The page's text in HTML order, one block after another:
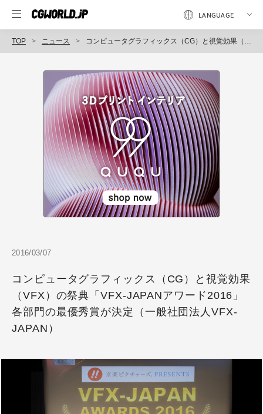
TOP ニュース コンピュータグラフィックス（CG）と視覚効果（VFX）の祭典「VFX-JAPANアワード2016」各部門の最優秀賞が決定（一般社団法人VFX-JAPAN）
2016/03/07
コンピュータグラフィックス（CG）と視覚効果
（VFX）の祭典「VFX-JAPANアワード2016」
各部門の最優秀賞が決定（一般社団法人VFX-
JAPAN）